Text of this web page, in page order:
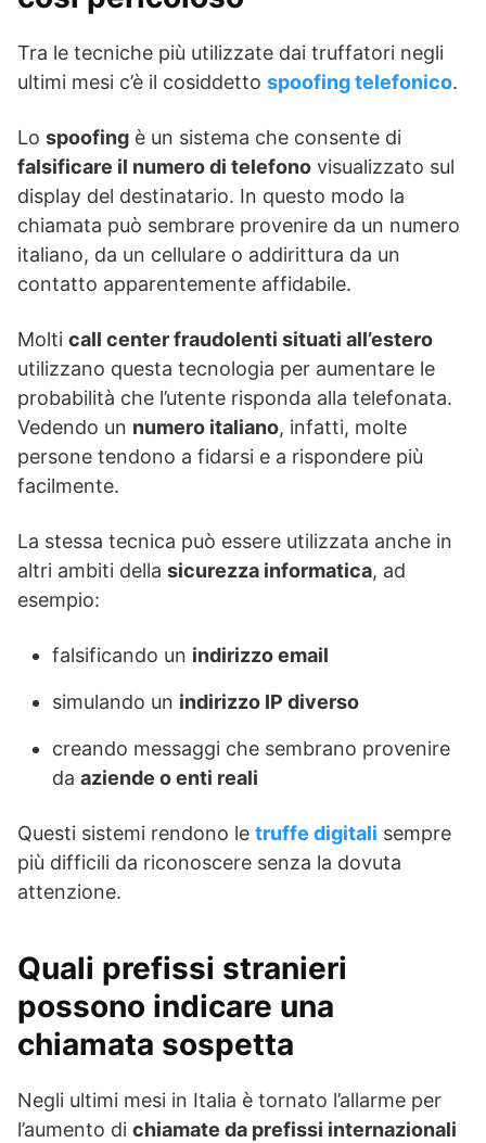
Tra le tecniche più utilizzate dai truffatori negli
ultimi mesi c’è il cosiddetto spoofing telefonico.
Lo spoofing è un sistema che consente di
falsificare il numero di telefono visualizzato sul
display del destinatario. In questo modo la
chiamata può sembrare provenire da un numero
italiano, da un cellulare o addirittura da un
contatto apparentemente affidabile.
Molti call center fraudolenti situati all’estero
utilizzano questa tecnologia per aumentare le
probabilità che l’utente risponda alla telefonata.
Vedendo un numero italiano, infatti, molte
persone tendono a fidarsi e a rispondere più
facilmente.
La stessa tecnica può essere utilizzata anche in
altri ambiti della sicurezza informatica, ad
esempio:
falsificando un indirizzo email
simulando un indirizzo IP diverso
creando messaggi che sembrano provenire
da aziende o enti reali
Questi sistemi rendono le truffe digitali sempre
più difficili da riconoscere senza la dovuta
attenzione.
Quali prefissi stranieri
possono indicare una
chiamata sospetta
Negli ultimi mesi in Italia è tornato l’allarme per
l’aumento di chiamate da prefissi internazionali